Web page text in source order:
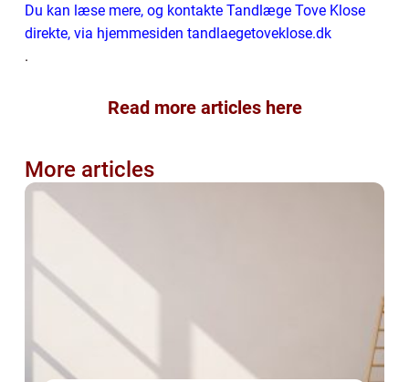
Du kan læse mere, og kontakte Tandlæge Tove Klose
direkte, via hjemmesiden tandlaegetoveklose.dk
.
Read more articles here
More articles